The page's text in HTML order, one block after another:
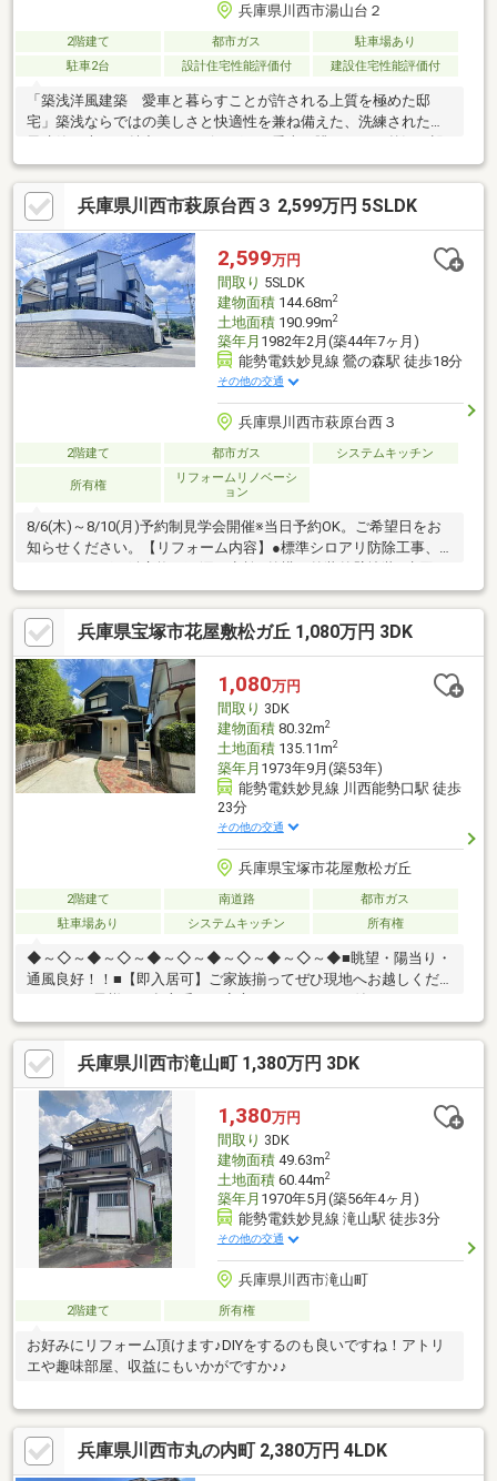
兵庫県川西市湯山台２
2階建て 都市ガス
駐車場あり
駐車2台
設計住宅性能評価付 建設住宅性能評価付
「築浅洋風建築 愛車と暮らすことが許される上質を極めた邸
宅」築浅ならではの美しさと快適性を兼ね備えた、洗練された洋
風建築・大きな魅力は、リビングから愛車を眺められる贅沢な設
計。ガレージと居住空間が緩やかにつながり、まるでショールー
ムのような特別感を日常で味わえます。室内は明るく開放感があ
り、デザイン性と機能性を両立。大切なお車とともに暮らすライ
フスタイルを叶えたい方に、ぜひ一度ご覧いただきたい一邸で
す。
兵庫県川西市萩原台西３ 2,599万円 5SLDK
2,599万円
間取り 5SLDK
建物面積144.68m2
土地面積190.99m2
築年月 1982年2月(築44年7ヶ月)
能勢電鉄妙見線 鶯の森駅 徒歩18分
その他の交通
兵庫県川西市萩原台西３
2階建て 都市ガス システムキッチン
所有権
リフォームリノベーシ
ョン
8/6(木)～8/10(月)予約制見学会開催※当日予約OK。ご希望日をお
知らせください。【リフォーム内容】●標準シロアリ防除工事、
システムキッチン交換、ユニットバス交換、トイレ交換、洗面化
粧台交換●内装間取変更、室内ドア（一部）交換、床材上張り、
クロス張替え、畳表替え、障子・襖張替え●その他設備給湯器交
換、インターホン設置、火災警報器設置、照明器具交換【おすす
めポイント】・本物件は条件により住宅ローン減税が適用されま
す。・雨漏り、構造上主要な部分の欠陥や・腐食、給排水管の故
障や漏水についてお引渡
兵庫県宝塚市花屋敷松ガ丘 1,080万円 3DK
1,080万円
間取り 3DK
建物面積80.32m2
土地面積135.11m2
築年月 1973年9月(築53年)
能勢電鉄妙見線 川西能勢口駅 徒歩
23分
その他の交通
兵庫県宝塚市花屋敷松ガ丘
2階建て 南道路
都市ガス
駐車場あり
システムキッチン 所有権
◆～◇～◆～◇～◆～◇～◆～◇～◆～◇～◆■眺望・陽当り・
通風良好！！■【即入居可】ご家族揃ってぜひ現地へお越しくだ
さい。■お子様のお留守番にも安心なＴＶモニター付インターホ
ン■いぐさの香る和室でリラックスした毎日を■のびのびスローラ
イフを叶える、閑静な住宅地■子供部屋にも嬉しい収納スペース
多数あり！■駐車場スペースもあります。コープミニ萩原台まで
徒歩１２分です。☆ご希望のお時間にご案内できます☆お問合せ
先は 078-882-3300 までお気軽にご連絡下さい。◆～◇～◆～
◇～◆～◇～◆～◇～◆～◇～◆
兵庫県川西市滝山町 1,380万円 3DK
1,380万円
間取り 3DK
建物面積49.63m2
土地面積60.44m2
築年月 1970年5月(築56年4ヶ月)
能勢電鉄妙見線 滝山駅 徒歩3分
その他の交通
兵庫県川西市滝山町
2階建て 所有権
お好みにリフォーム頂けます♪DIYをするのも良いですね！アトリ
エや趣味部屋、収益にもいかがですか♪♪
兵庫県川西市丸の内町 2,380万円 4LDK